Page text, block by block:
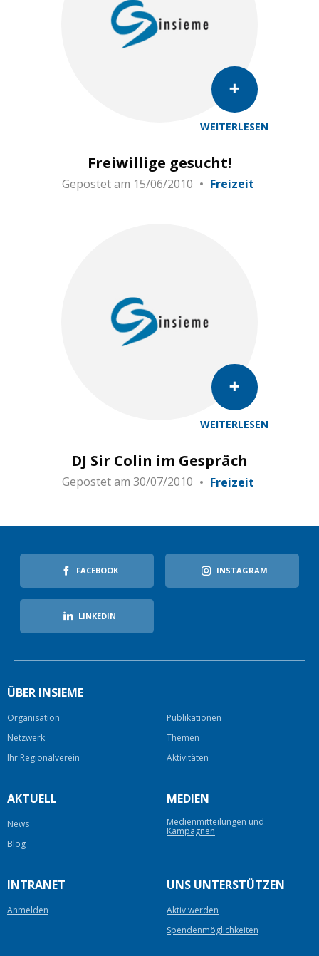
WEITERLESEN
Freiwillige gesucht!
Gepostet am 15/06/2010 Freizeit
WEITERLESEN
DJ Sir Colin im Gespräch
Gepostet am 30/07/2010 Freizeit
FACEBOOK INSTAGRAM
LINKEDIN
ÜBER INSIEME
Organisation
Publikationen
Netzwerk
Themen
Ihr Regionalverein
Aktivitäten
AKTUELL
News
Blog
MEDIEN
Medienmitteilungen und
Kampagnen
INTRANET
Anmelden
UNS UNTERSTÜTZEN
Aktiv werden
Spendenmöglichkeiten